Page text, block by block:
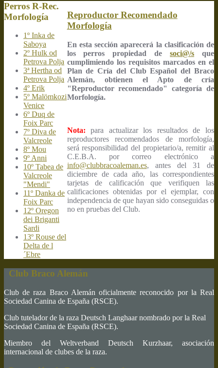
Reproductor Recomendado
Morfología
En esta sección aparecerá la clasificación de
los perros propiedad desoci@/s que
cumplimiendo los requisitos marcados en el
Plan de Cría del Club Español del Braco
Alemán, obtienen el Apto de cría
"Reproductor recomendado" categoría de
Morfología.
Nota: para actualizar los resultados de los
reproductores recomendados de morfología,
será responsibilidad del propietario/a, remitir al
C.E.B.A. por correo electrónico a
info@clubbracoaleman.es, antes del 31 de
diciembre de cada año, las correspondientes
tarjetas de calificación que verifiquen las
calificaciones obtenidas por el ejemplar, con
independencia de que hayan sido conseguidas o
no en pruebas del Club.
Perros R-Rec.
Morfología
1º Inka de
Saboya
2º Hulk od
Petrova Polja
3ª Hertha od
Petrova Polja
4º Erik
5º Malömkozi
Venice
6º Duq de
Foix Parc
7º Diva de
Valcreole
8º Mou
9º Anni
10º Tabea de
Valcreole
"Mendi"
11º Danka de
Foix Parc
12º Oregon
dei Briganti
Sardi
13º Rouse del
Delta de l
´Ebre
Club Braco Alemán
Club de raza Braco Alemán oficialmente reconocido por la Real
Sociedad Canina de España (RSCE).
Club tutelador de la raza Deutsch Langhaar nombrado por la Real
Sociedad Canina de España (RSCE).
Miembro del Weltverband Deutsch Kurzhaar, asociación
internacional de clubes de la raza.